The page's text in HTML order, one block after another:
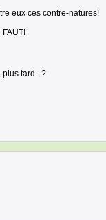
eux ces contre-natures!
FAUT!
plus tard...?